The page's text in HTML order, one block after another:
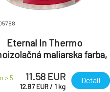
Eternal In Thermo
maliarska farba,
> 5
11.58 EUR
12.87 EUR/ 1 kg
Detail